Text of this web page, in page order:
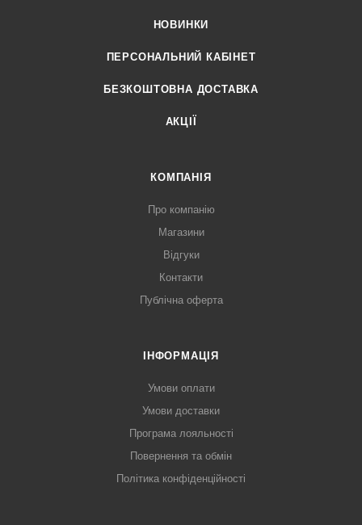
НОВИНКИ
ПЕРСОНАЛЬНИЙ КАБІНЕТ
БЕЗКОШТОВНА ДОСТАВКА
АКЦІЇ
КОМПАНІЯ
Про компанію
Магазини
Відгуки
Контакти
Публічна оферта
ІНФОРМАЦІЯ
Умови оплати
Умови доставки
Програма лояльності
Повернення та обмін
Політика конфіденційності